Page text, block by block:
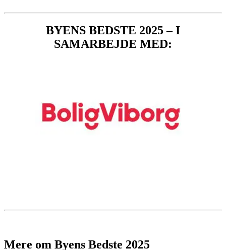
BYENS BEDSTE 2025 – I
SAMARBEJDE MED:
Mere om Byens Bedste 2025